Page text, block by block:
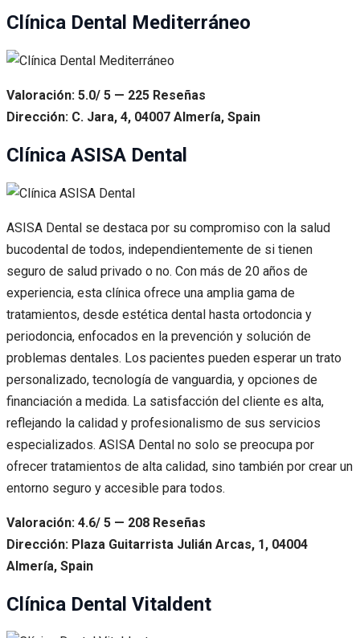
Clínica Dental Mediterráneo
Valoración: 5.0/ 5 — 225 Reseñas
Dirección: C. Jara, 4, 04007 Almería, Spain
Clínica ASISA Dental
ASISA Dental se destaca por su compromiso con la salud
bucodental de todos, independientemente de si tienen
seguro de salud privado o no. Con más de 20 años de
experiencia, esta clínica ofrece una amplia gama de
tratamientos, desde estética dental hasta ortodoncia y
periodoncia, enfocados en la prevención y solución de
problemas dentales. Los pacientes pueden esperar un trato
personalizado, tecnología de vanguardia, y opciones de
financiación a medida. La satisfacción del cliente es alta,
reflejando la calidad y profesionalismo de sus servicios
especializados. ASISA Dental no solo se preocupa por
ofrecer tratamientos de alta calidad, sino también por crear un
entorno seguro y accesible para todos.
Valoración: 4.6/ 5 — 208 Reseñas
Dirección: Plaza Guitarrista Julián Arcas, 1, 04004
Almería, Spain
Clínica Dental Vitaldent